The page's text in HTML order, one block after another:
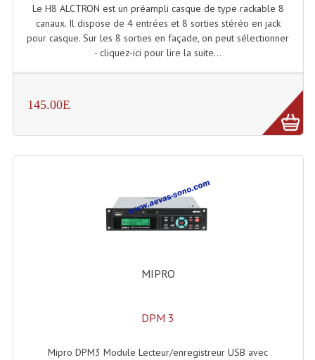
PLAN ACCES, LES HORAIRES
CRÉER UN COMPTE
Le H8 ALCTRON est un préampli casque de type rackable 8
canaux. Il dispose de 4 entrées et 8 sorties stéréo en jack
pour casque. Sur les 8 sorties en façade, on peut sélectionner
- cliquez-ici pour lire la suite...
145.00E
MIPRO
DPM 3
Mipro DPM3 Module Lecteur/enregistreur USB avec